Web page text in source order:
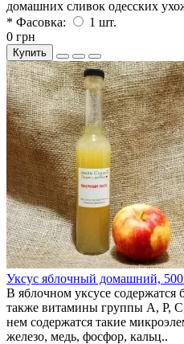
домашних сливок одесских
* Фасовка:
1 шт.
0 грн
Купить
Уксус яблочный домашний,
В яблочном уксусе содержатся
также витамины группы А, Р,
нем содержатся такие
железо, медь, фосфор, кальц..